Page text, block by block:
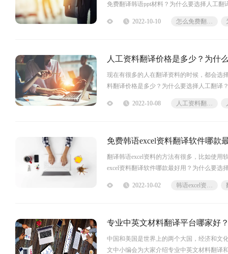
免费翻译韩语ppt材料？为什么要选择人工
2022-10-10
怎么免费翻译韩语ppt材料
人工资料翻译价格是多少？为什
现在有很多的人在翻译资料的时候，都会选
料翻译价格是多少？为什么要选择人工翻译
2022-10-08
人工资料翻译价格
免费韩语excel资料翻译软件哪款
翻译韩语excel资料的方法有很多，比如使
excel资料翻译软件哪款最好用？为什么要选
2022-10-02
韩语excel资料翻译软件
专业中英文材料翻译平台哪家好
中国和美国是世界上的两个大国，经济和文
文中小编会为大家介绍专业中英文材料翻译